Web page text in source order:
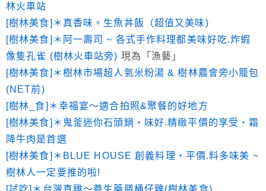
林火車站
[樹林美食]＊真香味。生魚丼飯（超值又美味)
[樹林美食]＊阿一壽司 ~ 各式手作料理都美味好吃.炸蝦
像隻孔雀 (樹林火車站旁) 現為「漁藝」
[樹林美食]＊樹林市場超人氣米粉湯 & 樹林農會旁小籠包
(NET前)
[樹林_食]＊幸福宴～適合拍照&聚餐的好地方
[樹林美食]＊鬼釜迷你石頭鍋‧味好.精緻平價的享受‧霜
降牛肉是首選
[樹林美食]＊BLUE HOUSE 創義料理‧平價.料多味美 ~
樹林人一定要推的啦!
[試吃]＊台灣真雞～養生藥膳桶仔雞(樹林美食)